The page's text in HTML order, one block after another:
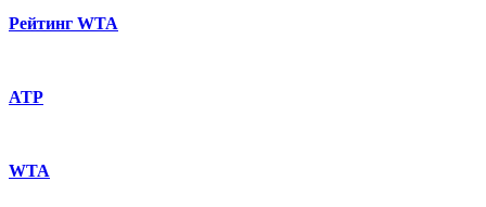
Рейтинг WTA
ATP
WTA